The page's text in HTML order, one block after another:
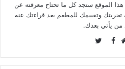
الموقع ستجد كل ما تحتاج معرفته عن
وتقييمك للمطعم بعد قراءتك عنه
من يأتي بعدك.
Facebook